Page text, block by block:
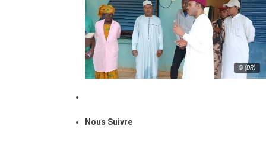
© (DR)
Nous Suivre